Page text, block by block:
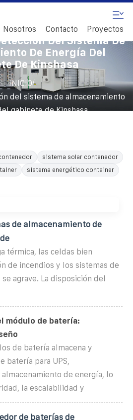
Nosotros Contacto Proyectos
Del Sistema De
De Energía Del
De Kinshasa
INICIO/
del sistema de almacenamiento
gabinete de Kinshasa
sistema solar contenedor
sistema energético container
de almacenamiento de
térmica, las celdas bien
de incendios y los sistemas de
agrave. La disposición del
módulo de batería:
de batería almacena y
batería para UPS,
de energía, lo
la escalabilidad y
de baterías de